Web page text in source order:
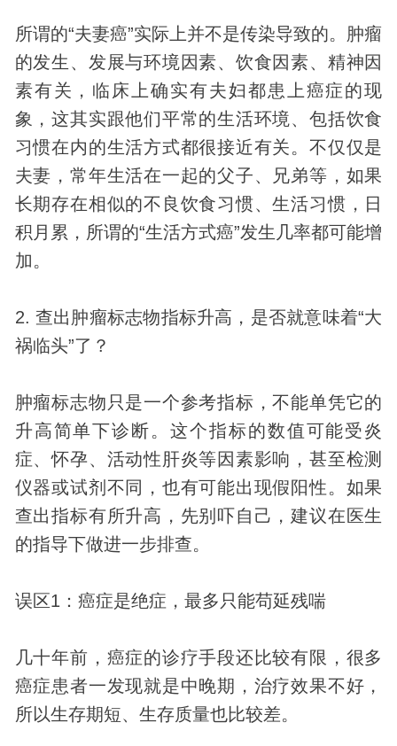
所谓的“夫妻癌”实际上并不是传染导致的。肿瘤
的发生、发展与环境因素、饮食因素、精神因
素有关，临床上确实有夫妇都患上癌症的现
象，这其实跟他们平常的生活环境、包括饮食
习惯在内的生活方式都很接近有关。不仅仅是
夫妻，常年生活在一起的父子、兄弟等，如果
长期存在相似的不良饮食习惯、生活习惯，日
积月累，所谓的“生活方式癌”发生几率都可能增
加。
2. 查出肿瘤标志物指标升高，是否就意味着“大
祸临头”了？
肿瘤标志物只是一个参考指标，不能单凭它的
升高简单下诊断。这个指标的数值可能受炎
症、怀孕、活动性肝炎等因素影响，甚至检测
仪器或试剂不同，也有可能出现假阳性。如果
查出指标有所升高，先别吓自己，建议在医生
的指导下做进一步排查。
误区1：癌症是绝症，最多只能苟延残喘
几十年前，癌症的诊疗手段还比较有限，很多
癌症患者一发现就是中晚期，治疗效果不好，
所以生存期短、生存质量也比较差。